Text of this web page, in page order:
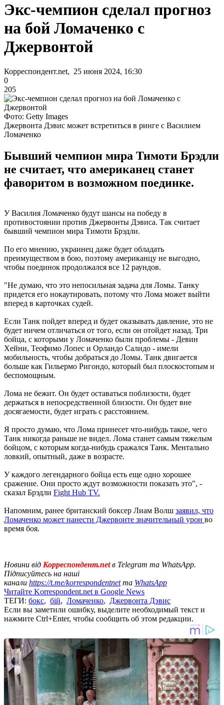
Экс-чемпион сделал прогноз
на бой Ломаченко с
Джервонтой
Корреспондент.net, 25 июня 2024, 16:30
0
205
Фото: Getty Images
Джервонта Дэвис может встретиться в ринге с Василием
Ломаченко
Бывший чемпион мира Тимоти Брэдли
не считает, что американец станет
фаворитом в возможном поединке.
У Василия Ломаченко будут шансы на победу в
противостоянии против Джервонты Дэвиса. Так считает
бывший чемпион мира Тимоти Брэдли.
По его мнению, украинец даже будет обладать
преимуществом в бою, поэтому американцу не выгодно,
чтобы поединок продолжался все 12 раундов.
"Не думаю, что это непосильная задача для Ломы. Танку
придется его нокаутировать, потому что Лома может выйти
вперед в карточках судей.
Если Танк пойдет вперед и будет оказывать давление, это не
будет ничем отличаться от того, если он отойдет назад. Три
бойца, с которыми у Ломаченко были проблемы - Девин
Хейни, Теофимо Лопес и Орландо Салидо - имели
мобильность, чтобы добраться до Ломы. Танк двигается
больше как Гильермо Ригондо, который был плоскостопым и
беспомощным.
Лома не бежит. Он будет оставаться поблизости, будет
держаться в непосредственной близости. Он будет вне
досягаемости, будет играть с расстоянием.
Я просто думаю, что Лома принесет что-нибудь такое, чего
Танк никогда раньше не видел. Лома станет самым тяжелым
бойцом, с которым когда-нибудь сражался Танк. Ментально
ловкий, опытный, даже в возрасте.
У каждого легендарного бойца есть еще одно хорошее
сражение. Они просто ждут возможности показать это", -
сказал Брэдли Fight Hub TV.
Напомним, ранее британский боксер Лиам Волш заявил, что
Ломаченко может нанести Джервонте значительный урон во
время боя.
Новини від Корреспондент.netв Telegram та WhatsApp.
Підписуйтесь на наші
канали https://t.me/korrespondentnetта WhatsApp
Читайте Korrespondent.net в Google News
ТЕГИ: бокс, бій, Ломаченко, Джервонта Дэвис
Если вы заметили ошибку, выделите необходимый текст и
нажмите Ctrl+Enter, чтобы сообщить об этом редакции.